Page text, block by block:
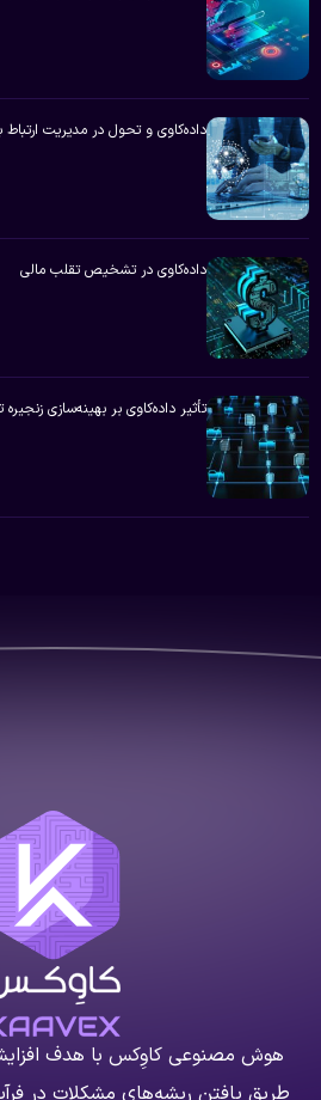
داده‌کاوی و تحول در مدیریت ارتباط
داده‌کاوی در تشخیص تقلب مالی
تأثیر داده‌کاوی بر بهینه‌سازی زنجیره
هوش مصنوعی کاوِکس با هدف
طریق یافتن ریشه‌های مشکلات در